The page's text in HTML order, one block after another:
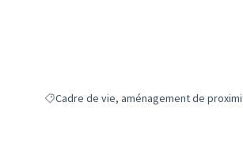
Filtrer les résultats de la catégorie :
Cadre de vie, aménagement de